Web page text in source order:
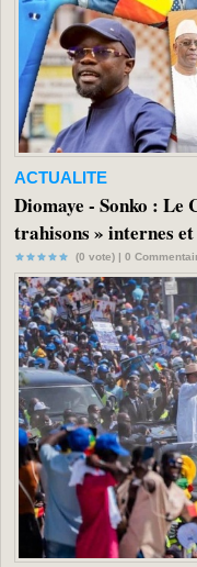
ACTUALITE
Diomaye - Sonko : Le
trahisons » internes
(0 vote) | 0